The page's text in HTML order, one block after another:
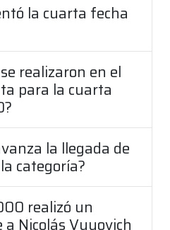
la cuarta fecha
realizaron en el
para la cuarta
la llegada de
categoría?
realizó un
Nicolás Vuyovich